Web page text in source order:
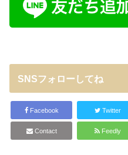
SNSフォローしてね
Facebook Twitter
Contact Feedly